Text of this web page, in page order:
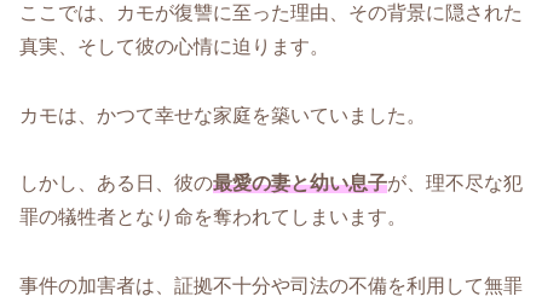
ここでは、カモが復讐に至った理由、その背景に隠された
真実、そして彼の心情に迫ります。
カモは、かつて幸せな家庭を築いていました。
しかし、ある日、彼の最愛の妻と幼い息子が、理不尽な犯
罪の犠牲者となり命を奪われてしまいます。
事件の加害者は、証拠不十分や司法の不備を利用して無罪